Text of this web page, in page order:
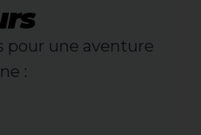
pour une aventure
: